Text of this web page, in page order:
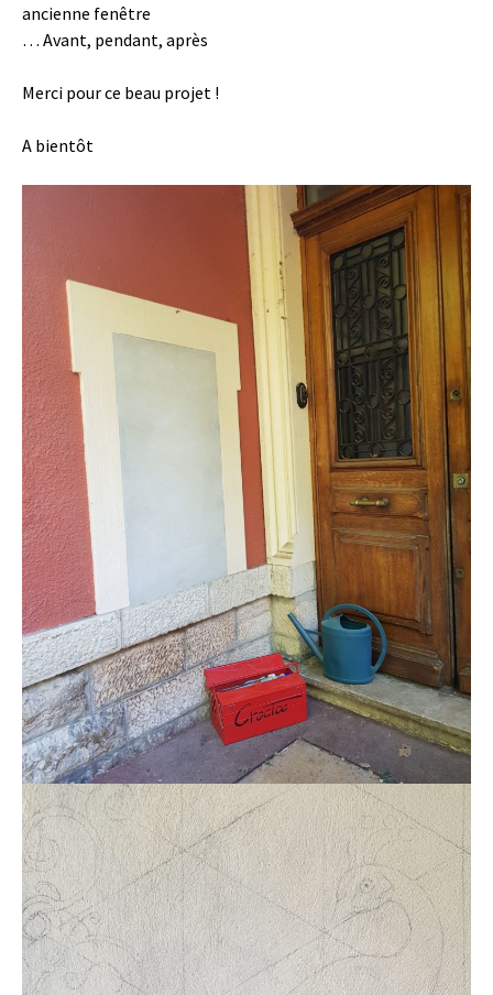
ancienne fenêtre
… Avant, pendant, après
Merci pour ce beau projet !
A bientôt